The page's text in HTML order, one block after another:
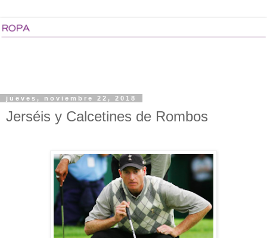
jueves, noviembre 22, 2018
Jerséis y Calcetines de Rombos